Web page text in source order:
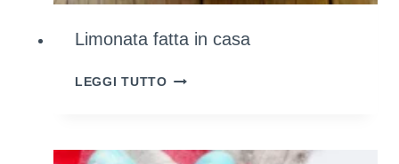
Limonata fatta in casa
LEGGI TUTTOLIMONATA